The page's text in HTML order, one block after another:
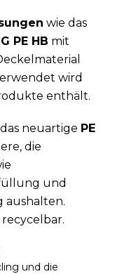
wie das
PE HB mit
wird
enthält.
neuartige PE
die
und
aushalten.
und die